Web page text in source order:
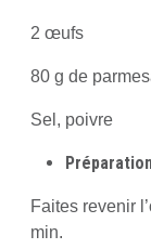
2 œufs
80 g de
Sel, poivre
Faites revenir
min.